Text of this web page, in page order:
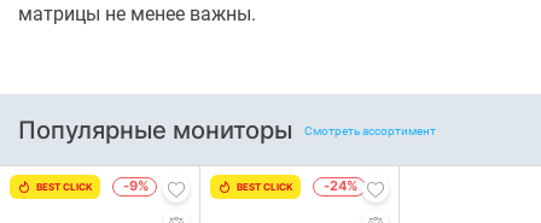
матрицы не менее важны.
Популярные мониторы Смотреть ассортимент
BEST CLICK -9% BEST CLICK -24%